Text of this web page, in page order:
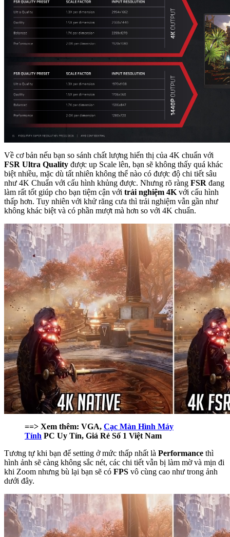
Về cơ bản nếu bạn so sánh chất lượng hiển thị của 4K chuẩn với
FSR Ultra Quality được up Scale lên, bạn sẽ không thấy quá khác
biệt nhiều, mặc dù tất nhiên không thể nào có được độ chi tiết sâu
như 4K Chuẩn với cấu hình khủng được. Nhưng rõ ràng FSR đang
làm rất tốt giúp cho bạn tiệm cận với trải nghiệm 4K với cấu hình
thấp hơn. Tuy nhiên với khử răng cưa thì trải nghiệm vẫn gần như
không khác biệt và có phần mượt mà hơn so với 4K chuẩn.
==> Xem thêm: VGA, Cạc Màn Hình Máy
Tính PC Uy Tín, Giá Rẻ Số 1 Việt Nam
Tương tự khi bạn để setting ở mức thấp nhất là Performance thì
hình ảnh sẽ càng không sắc nét, các chi tiết vẫn bị làm mờ và mịn đi
khi Zoom nhưng bù lại bạn sẽ có FPS vô cùng cao như trong ảnh
dưới đây.